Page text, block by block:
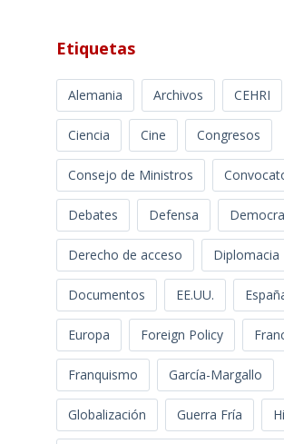
Etiquetas
Alemania Archivos CEHRI
Ciencia Cine Congresos
Consejo de Ministros
Debates Defensa
Derecho de acceso Diplomacia
Documentos EE.UU.
Europa Foreign Policy
Franquismo García-Margallo
Globalización Guerra Fría